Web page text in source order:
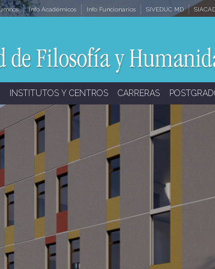
Info Académicos Info Funcionarios SIVEDUC MD
INSTITUTOS Y CENTROS CARRERAS